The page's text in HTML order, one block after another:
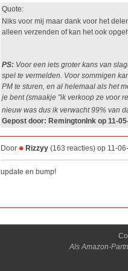
Quote:
Niks voor mij maar dank voor het
alleen verzenden of kan het ook
PS: Voor een iets groter kans van
spel te vermelden. Voor sommigen
PM te sturen, en al helemaal als het
je bent (smaakje "ik verkoop ze voor
nieuw was dus ik verwacht 99% van
Gepost door: RemingtonInk op 11-
Door Rizzyy (163 reacties) op 11-
update en bump!
Als Amazon-